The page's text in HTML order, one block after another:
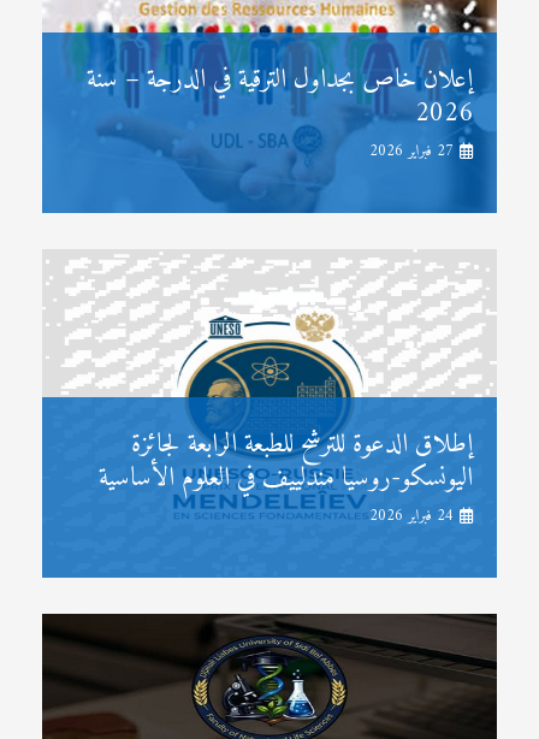
إعلان خاص بجداول الترقية في الدرجة – سنة
2026
27 فبراير 2026
إطلاق الدعوة للترشح للطبعة الرابعة لجائزة
اليونسكو-روسيا مندلييف في العلوم الأساسية
24 فبراير 2026